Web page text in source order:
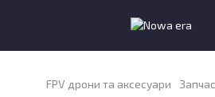
FPV дрони та аксесуари